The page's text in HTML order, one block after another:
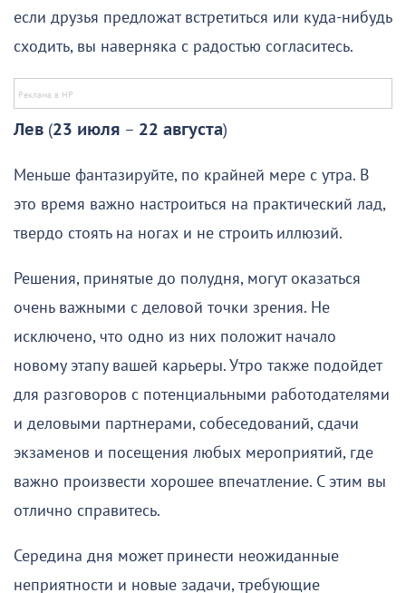
если друзья предложат встретиться или куда-нибудь
сходить, вы наверняка с радостью согласитесь.
Лев (23 июля – 22 августа)
Меньше фантазируйте, по крайней мере с утра. В
это время важно настроиться на практический лад,
твердо стоять на ногах и не строить иллюзий.
Решения, принятые до полудня, могут оказаться
очень важными с деловой точки зрения. Не
исключено, что одно из них положит начало
новому этапу вашей карьеры. Утро также подойдет
для разговоров с потенциальными работодателями
и деловыми партнерами, собеседований, сдачи
экзаменов и посещения любых мероприятий, где
важно произвести хорошее впечатление. С этим вы
отлично справитесь.
Середина дня может принести неожиданные
неприятности и новые задачи, требующие